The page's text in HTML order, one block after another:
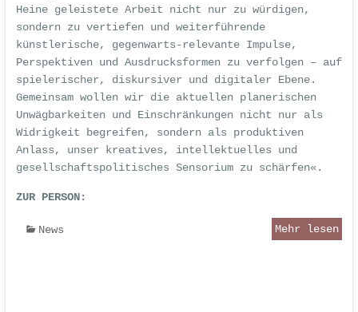
Heine geleistete Arbeit nicht nur zu würdigen,
sondern zu vertiefen und weiterführende
künstlerische, gegenwarts-relevante Impulse,
Perspektiven und Ausdrucksformen zu verfolgen – auf
spielerischer, diskursiver und digitaler Ebene.
Gemeinsam wollen wir die aktuellen planerischen
Unwägbarkeiten und Einschränkungen nicht nur als
Widrigkeit begreifen, sondern als produktiven
Anlass, unser kreatives, intellektuelles und
gesellschaftspolitisches Sensorium zu schärfen«.
ZUR PERSON:
News Mehr lesen